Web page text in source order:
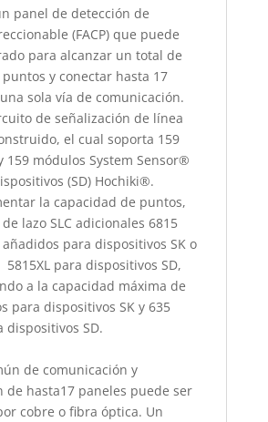
panel de detección de
(FACP) que puede
para alcanzar un total de
puntos y conectar hasta 17
sola vía de comunicación.
de señalización de línea
el cual soporta 159
159 módulos System Sensor®
(SD) Hochiki®.
la capacidad de puntos,
lazo SLC adicionales 6815
para dispositivos SK o
para dispositivos SD,
a la capacidad máxima de
para dispositivos SK y 635
dispositivos SD.
de comunicación y
de hasta17 paneles puede ser
cobre o fibra óptica. Un